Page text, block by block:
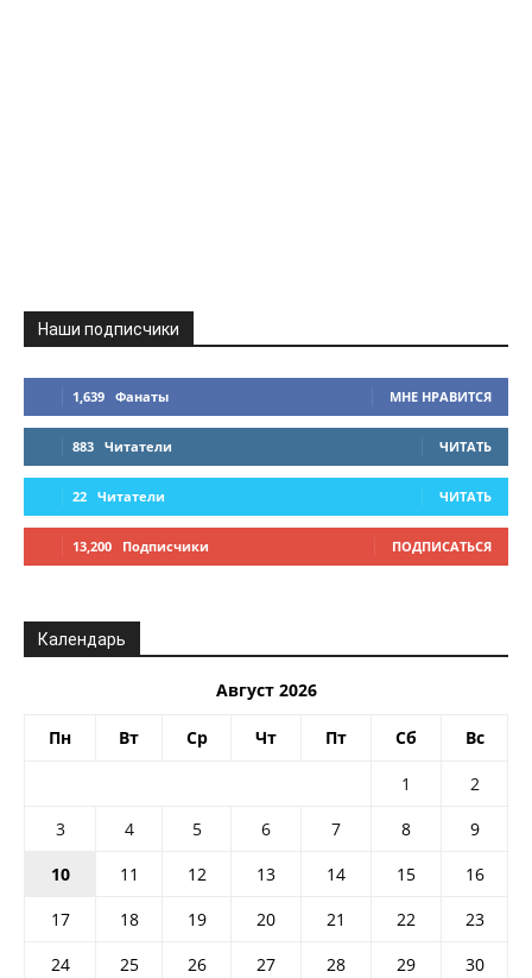
Наши подписчики
1,639 Фанаты МНЕ НРАВИТСЯ
883 Читатели ЧИТАТЬ
22 Читатели ЧИТАТЬ
13,200 Подписчики ПОДПИСАТЬСЯ
Календарь
Август 2026
Пн Вт Ср Чт Пт Сб Вс
1
2
3
4 5 6 7 8
9
10
11 12 13 14 15
16
17
18 19 20 21 22
23
24
25 26 27 28 29 30